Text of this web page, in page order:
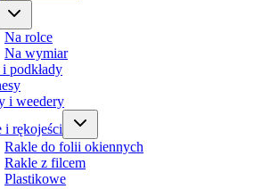
Na rolce
Na wymiar
podkłady
i weedery
i rękojeści
Rakle do folii okiennych
Rakle z filcem
Plastikowe